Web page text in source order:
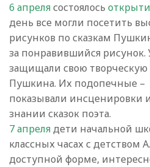
6 апрелясостоялось
день все могли посетить
рисунков по сказкам
за понравившийся рисунок.
защищали свою творческую
Пушкина. Их подопечные –
показывали инсценировки
знании сказок поэта.
7 апрелядети начальной
классных часах с детством
доступной форме,